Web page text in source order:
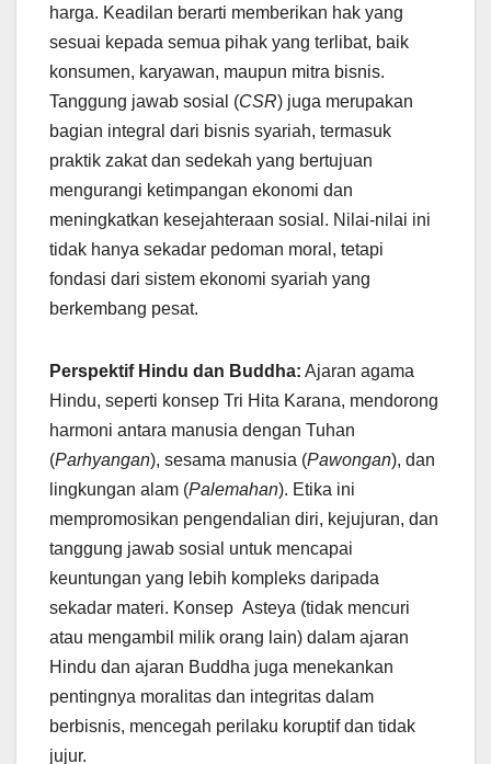
harga. Keadilan berarti memberikan hak yang
sesuai kepada semua pihak yang terlibat, baik
konsumen, karyawan, maupun mitra bisnis.
Tanggung jawab sosial (CSR) juga merupakan
bagian integral dari bisnis syariah, termasuk
praktik zakat dan sedekah yang bertujuan
mengurangi ketimpangan ekonomi dan
meningkatkan kesejahteraan sosial. Nilai-nilai ini
tidak hanya sekadar pedoman moral, tetapi
fondasi dari sistem ekonomi syariah yang
berkembang pesat.
Perspektif Hindu dan Buddha: Ajaran agama
Hindu, seperti konsep Tri Hita Karana, mendorong
harmoni antara manusia dengan Tuhan
(Parhyangan), sesama manusia (Pawongan), dan
lingkungan alam (Palemahan). Etika ini
mempromosikan pengendalian diri, kejujuran, dan
tanggung jawab sosial untuk mencapai
keuntungan yang lebih kompleks daripada
sekadar materi. Konsep Asteya (tidak mencuri
atau mengambil milik orang lain) dalam ajaran
Hindu dan ajaran Buddha juga menekankan
pentingnya moralitas dan integritas dalam
berbisnis, mencegah perilaku koruptif dan tidak
jujur.